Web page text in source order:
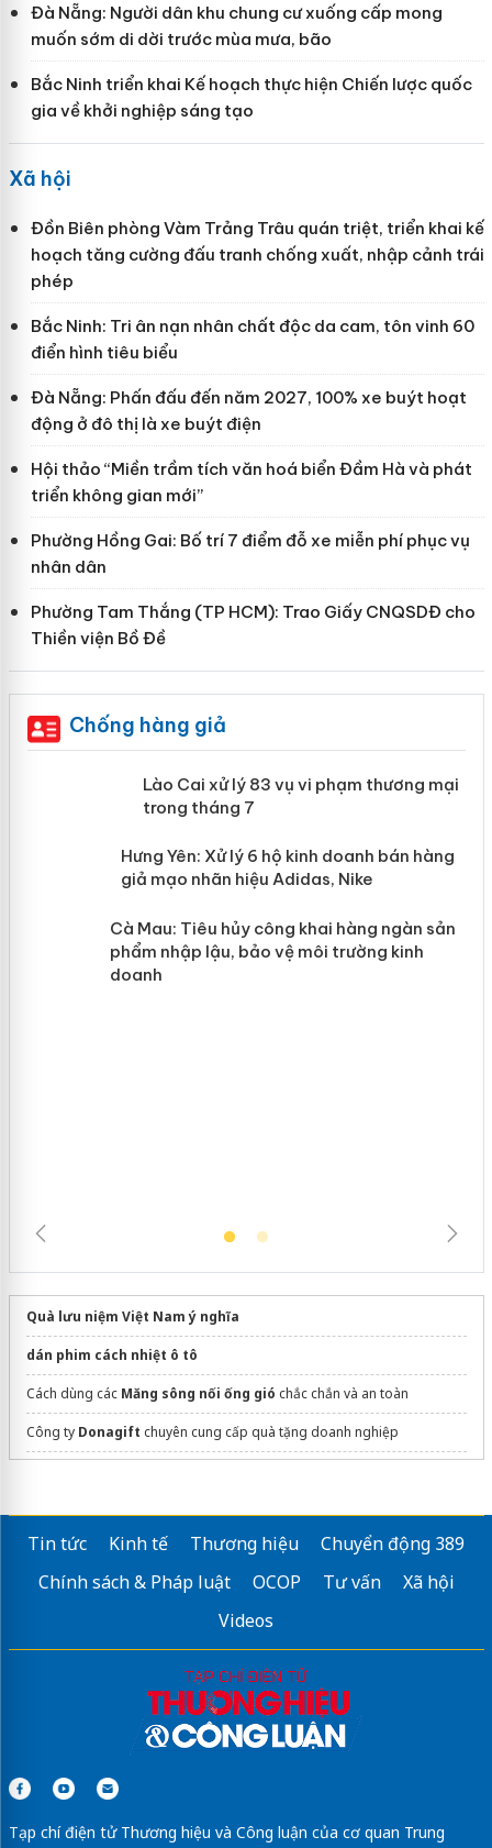
Đà Nẵng: Người dân khu chung cư xuống cấp mong
muốn sớm di dời trước mùa mưa, bão
Bắc Ninh triển khai Kế hoạch thực hiện Chiến lược quốc
gia về khởi nghiệp sáng tạo
Xã hội
Đồn Biên phòng Vàm Trảng Trâu quán triệt, triển khai kế
hoạch tăng cường đấu tranh chống xuất, nhập cảnh trái
phép
Bắc Ninh: Tri ân nạn nhân chất độc da cam, tôn vinh 60
điển hình tiêu biểu
Đà Nẵng: Phấn đấu đến năm 2027, 100% xe buýt hoạt
động ở đô thị là xe buýt điện
Hội thảo “Miền trầm tích văn hoá biển Đầm Hà và phát
triển không gian mới”
Phường Hồng Gai: Bố trí 7 điểm đỗ xe miễn phí phục vụ
nhân dân
Phường Tam Thắng (TP HCM): Trao Giấy CNQSDĐ cho
Thiền viện Bồ Đề
Chống hàng giả
Lào Cai xử lý 83 vụ vi phạm thương
mại trong tháng 7
Hưng Yên: Xử lý 6 hộ kinh doanh bán
hàng giả mạo nhãn hiệu Adidas, Nike
Quà lưu niệm Việt Nam ý nghĩa
dán phim cách nhiệt ô tô
Cách dùng các Măng sông nối ống gió chắc chắn và an toàn
Công ty Donagift chuyên cung cấp quà tặng doanh nghiệp
Tin tức Kinh tế Thương hiệu
Chuyển động 389
Chính sách & Pháp luật
OCOP Tư vấn
Xã hội
Videos
Tạp chí điện tử Thương hiệu và Công luận của cơ quan Trung